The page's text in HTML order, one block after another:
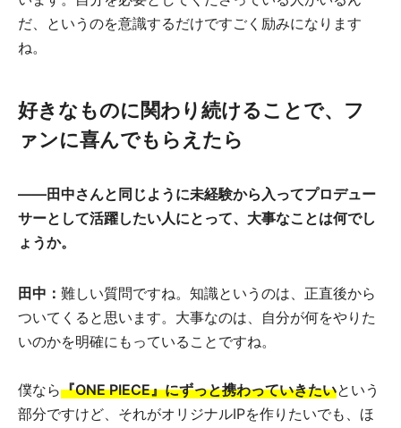
だ、というのを意識するだけですごく励みになります
ね。
好きなものに関わり続けることで、フ
ァンに喜んでもらえたら
――田中さんと同じように未経験から入ってプロデュー
サーとして活躍したい人にとって、大事なことは何でし
ょうか。
田中： 難しい質問ですね。知識というのは、正直後から
ついてくると思います。大事なのは、自分が何をやりた
いのかを明確にもっていることですね。
僕なら『ONE PIECE』にずっと携わっていきたいという
部分ですけど、それがオリジナルIPを作りたいでも、ほ